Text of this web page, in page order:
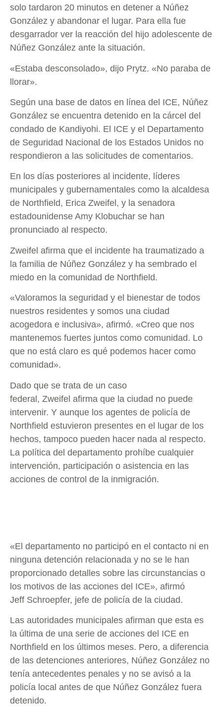
solo tardaron 20 minutos en detener a Núñez
González y abandonar el lugar. Para ella fue
desgarrador ver la reacción del hijo adolescente de
Núñez González ante la situación.
«Estaba desconsolado», dijo Prytz. «No paraba de
llorar».
Según una base de datos en línea del ICE, Núñez
González se encuentra detenido en la cárcel del
condado de Kandiyohi. El ICE y el Departamento
de Seguridad Nacional de los Estados Unidos no
respondieron a las solicitudes de comentarios.
En los días posteriores al incidente, líderes
municipales y gubernamentales como la alcaldesa
de Northfield, Erica Zweifel, y la senadora
estadounidense Amy Klobuchar se han
pronunciado al respecto.
Zweifel afirma que el incidente ha traumatizado a
la familia de Núñez González y ha sembrado el
miedo en la comunidad de Northfield.
«Valoramos la seguridad y el bienestar de todos
nuestros residentes y somos una ciudad
acogedora e inclusiva», afirmó. «Creo que nos
mantenemos fuertes juntos como comunidad. Lo
que no está claro es qué podemos hacer como
comunidad».
Dado que se trata de un caso
federal, Zweifel afirma que la ciudad no puede
intervenir. Y aunque los agentes de policía de
Northfield estuvieron presentes en el lugar de los
hechos, tampoco pueden hacer nada al respecto.
La política del departamento prohíbe cualquier
intervención, participación o asistencia en las
acciones de control de la inmigración.
«El departamento no participó en el contacto ni en
ninguna detención relacionada y no se le han
proporcionado detalles sobre las circunstancias o
los motivos de las acciones del ICE», afirmó
Jeff Schroepfer, jefe de policía de la ciudad.
Las autoridades municipales afirman que esta es
la última de una serie de acciones del ICE en
Northfield en los últimos meses. Pero, a diferencia
de las detenciones anteriores, Núñez González no
tenía antecedentes penales y no se avisó a la
policía local antes de que Núñez González fuera
detenido.